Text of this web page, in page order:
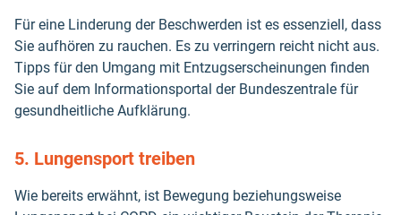
Für eine Linderung der Beschwerden ist es essenziell, dass
Sie aufhören zu rauchen. Es zu verringern reicht nicht aus.
Tipps für den Umgang mit Entzugserscheinungen finden
Sie auf dem Informationsportal der Bundeszentrale für
gesundheitliche Aufklärung.
5. Lungensport treiben
Wie bereits erwähnt, ist Bewegung beziehungsweise